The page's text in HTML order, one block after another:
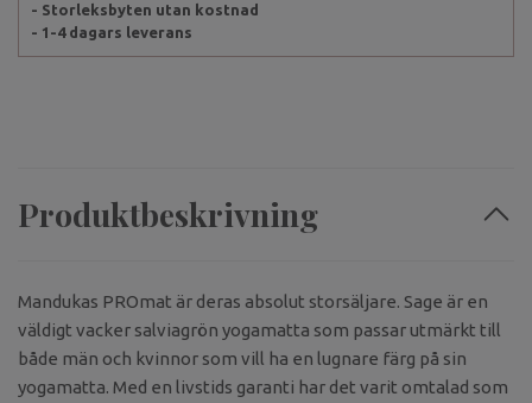
- Storleksbyten utan kostnad
- 1-4 dagars leverans
Produktbeskrivning
Mandukas PROmat är deras absolut storsäljare. Sage är en
väldigt vacker salviagrön yogamatta som passar utmärkt till
både män och kvinnor som vill ha en lugnare färg på sin
yogamatta. Med en livstids garanti har det varit omtalad som